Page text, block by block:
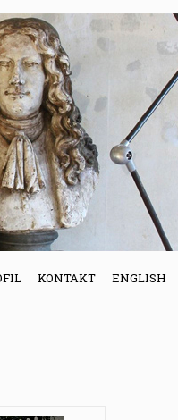
KONTAKT ENGLISH